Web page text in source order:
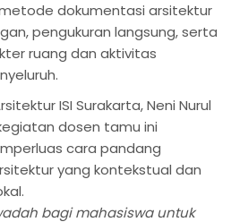
dokumentasi arsitektur
pengukuran langsung, serta
ruang dan aktivitas
ISI Surakarta, Neni Nurul
dosen tamu ini
cara pandang
yang kontekstual dan
bagi mahasiswa untuk